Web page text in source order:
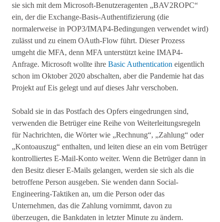
sie sich mit dem Microsoft-Benutzeragenten „BAV2ROPC“
ein, der die Exchange-Basis-Authentifizierung (die
normalerweise in POP3/IMAP4-Bedingungen verwendet wird)
zulässt und zu einem OAuth-Flow führt. Dieser Prozess
umgeht die MFA, denn MFA unterstützt keine IMAP4-
Anfrage. Microsoft wollte ihre Basic Authentication eigentlich
schon im Oktober 2020 abschalten, aber die Pandemie hat das
Projekt auf Eis gelegt und auf dieses Jahr verschoben.
Sobald sie in das Postfach des Opfers eingedrungen sind,
verwenden die Betrüger eine Reihe von Weiterleitungsregeln
für Nachrichten, die Wörter wie „Rechnung“, „Zahlung“ oder
„Kontoauszug“ enthalten, und leiten diese an ein vom Betrüger
kontrolliertes E-Mail-Konto weiter. Wenn die Betrüger dann in
den Besitz dieser E-Mails gelangen, werden sie sich als die
betroffene Person ausgeben. Sie wenden dann Social-
Engineering-Taktiken an, um die Person oder das
Unternehmen, das die Zahlung vornimmt, davon zu
überzeugen, die Bankdaten in letzter Minute zu ändern.